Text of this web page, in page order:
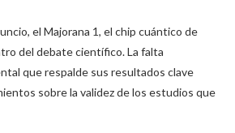
el Majorana 1, el chip cuántico de
del debate científico. La falta
que respalde sus resultados clave
sobre la validez de los estudios que